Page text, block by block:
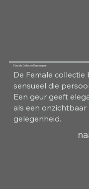
Female Collectie Kamergeur
De Female
sensueel die
Een geur geeft
als een onzichtbaar
gelegenheid.